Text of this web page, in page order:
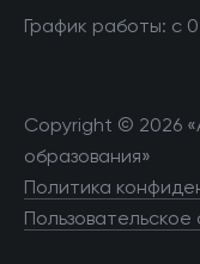
График работы: с
Copyright © 2026
образования»
Политика